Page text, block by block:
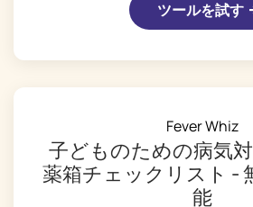
ツールを試す
Fever Whiz
子どものための病気
薬箱チェックリスト -
能